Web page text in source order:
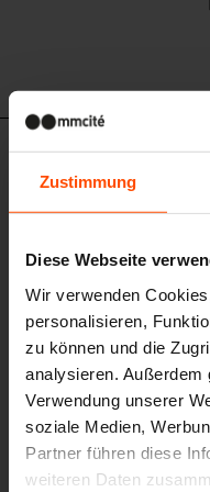
Zustimmung
Diese Webseite
Wir verwenden
personalisieren,
zu können und die
analysieren. Außerdem
Verwendung unserer
soziale Medien,
Partner führen diese
weiteren Daten
Doppelseitiger
Flachdach
gehärtetem Glas